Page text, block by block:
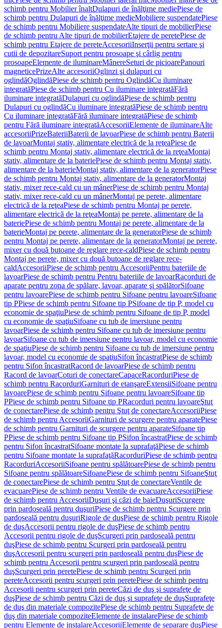
schimb pentru Mobilier înaltDulapuri de înălţime mediePiese de
schimb pentru Dulapuri de înălţime medieMobiliere suspendatePiese
de schimb pentru Mobiliere suspendateAlte tipuri de mobilierPiese
de schimb pentru Alte tipuri de mobilierEtajere de peretePiese de
schimb pentru Etajere de pereteAccesoriiInserţii pentru sertare şi
cutii de depozitareSuport pentru prosoape şi cârlig pentru
prosoapeElemente de iluminareMânereSeturi de picioarePanouri
magneticePrizeAlte accesoriiOglinzi şi dulapuri cu
oglindăOglindăPiese de schimb pentru OglindăCu iluminare
integratăPiese de schimb pentru Cu iluminare integratăFără
iluminare integratăDulapuri cu oglindăPiese de schimb pentru
Dulapuri cu oglindăCu iluminare integratăPiese de schimb pentru
Cu iluminare integratăFără iluminare integratăPiese de schimb
pentru Fără iluminare integratăAccesoriiElemente de iluminareAlte
accesoriiPrizeBateriiBaterii de lavoarPiese de schimb pentru Baterii
de lavoarMontaj stativ, alimentare electrică de la reţeaPiese de
schimb pentru Montaj stativ, alimentare electrică de la reţeaMontaj
stativ, alimentare de la bateriePiese de schimb pentru Montaj stativ,
alimentare de la baterieMontaj stativ, alimentare de la generatorPiese
de schimb pentru Montaj stativ, alimentare de la generatorMontaj
stativ, mixer rece-cald cu un mânerPiese de schimb pentru Montaj
stativ, mixer rece-cald cu un mânerMontaj pe perete, alimentare
electrică de la reţeaPiese de schimb pentru Montaj pe perete,
alimentare electrică de la reţeaMontaj pe perete, alimentare de la
bateriePiese de schimb pentru Montaj pe perete, alimentare de la
baterieMontaj pe perete, alimentare de la generatorPiese de schimb
pentru Montaj pe perete, alimentare de la generatorMontaj pe perete,
mixer cu două butoane de reglare rece-caldPiese de schimb pentru
Montaj pe perete, mixer cu două butoane de reglare rece-
caldAccesoriiPiese de schimb pentru AccesoriiPentru bateriile de
lavoarPiese de schimb pentru Pentru bateriile de lavoarRacorduri de
aparate pentru zona de spălare, lavoar, aparate şi spălătorSifoane
pentru lavoarePiese de schimb pentru Sifoane pentru lavoareSifoane
tip PPiese de schimb pentru Sifoane tip PSifoane de tip P, model cu
economie de spaţiuPiese de schimb pentru Sifoane de tip P, model
cu economie de spaţiuSifoane cu tub de imersiune pentru
lavoarPiese de schimb pentru Sifoane cu tub de imersiune pentru
lavoarSifoane cu tub de imersiune pentru lavoar, model cu economie
de spaţiuPiese de schimb pentru Sifoane cu tub de imersiune pentru
lavoar, model cu economie de spaţiuSifon încastratPiese de schimb
pentru Sifon încastratRacord de lavoarPiese de schimb pentru
Racord de lavoarCoturi de conectareCapaceRacorduriPiese de
schimb pentru RacorduriGarnituri de etanşareExtensiiSifoane pentru
lavoarePiese de schimb pentru Sifoane pentru lavoareSifoane tip
PPiese de schimb pentru Sifoane tip PRacorduri pentru lavoareŞtuţ
de conectarePiese de schimb pentru Ştuţ de conectareAccesoriiPiese
de schimb pentru AccesoriiGarnituri de scurgere pentru aparatePiese
de schimb pentru Garnituri de scurgere pentru aparateSifoane tip
PPiese de schimb pentru Sifoane tip PSifon încastratPiese de schimb
pentru Sifon încastratSifoane montate la suprafaţăPiese de schimb
pentru Sifoane montate la suprafaţăRacorduriPiese de schimb pentru
RacorduriAccesoriiSifoane pentru spălătoarePiese de schimb pentru
Sifoane pentru spălătoareSifoanePiese de schimb pentru SifoaneŞtuţ
de conectarePiese de schimb pentru Ştuţ de conectareVentile de
evacuarePiese de schimb pentru Ventile de evacuareAccesoriiPiese
de schimb pentru AccesoriiDuşuri şi căzi de baieDuşuriScurgere
prin pardoseală pentru duşuriPiese de schimb pentru Scurgere prin
pardoseală pentru duşuriRigole de duşPiese de schimb pentru Rigole
de duşAccesorii pentru rigole de duşPiese de schimb pentru
Accesorii pentru rigole de duşScurgeri prin pardoseală pentru
duşPiese de schimb pentru Scurgeri prin pardoseală pentru
duşAccesorii pentru scurgeri prin pardoseală pentru duşPiese de
schimb pentru Accesorii pentru scurgeri prin pardoseală pentru
duşScurgeri prin peretePiese de schimb pentru Scurgeri prin
pereteAccesorii pentru scurgeri prin peretePiese de schimb pentru
Accesorii pentru scurgeri prin pereteCăzi de duş şi suprafeţe de
duşPiese de schimb pentru Căzi de duş şi suprafeţe de duşSuprafeţe
de duş din materiale compozitePiese de schimb pentru Suprafeţe de
duş din materiale compoziteElemente de instalarePiese de schimb
pentru Elemente de instalareAccesoriiElemente de separare duşPiese